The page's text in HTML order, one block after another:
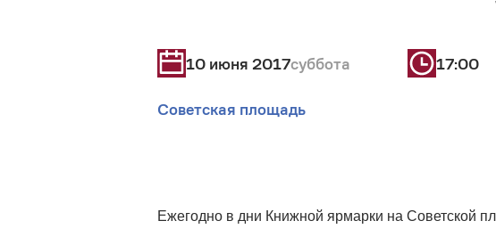
10 июня 2017суббота 17:00
Советская площадь
Ежегодно в дни Книжной ярмарки на Советской